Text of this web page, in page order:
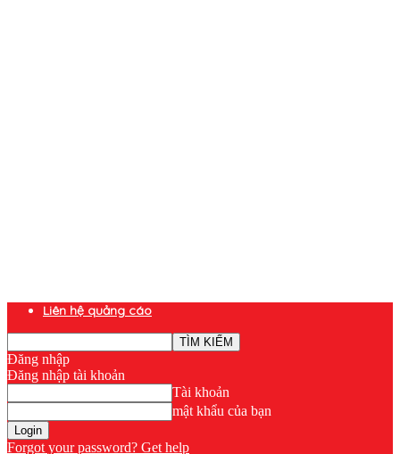
Liên hệ quảng cáo
Đăng nhập
Đăng nhập tài khoản
Tài khoản
mật khẩu của bạn
Forgot your password? Get help